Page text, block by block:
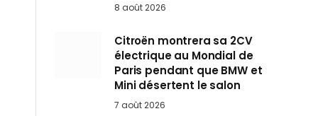
8 août 2026
Citroën montrera sa 2CV
électrique au Mondial de
Paris pendant que BMW et
Mini désertent le salon
7 août 2026